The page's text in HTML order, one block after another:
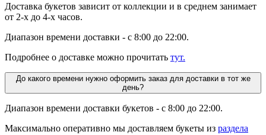
Доставка букетов зависит от коллекции и в среднем занимает
от 2-х до 4-х часов.
Диапазон времени доставки - с 8:00 до 22:00.
Подробнее о доставке можно прочитать тут.
До какого времени нужно оформить заказ для доставки в тот же
день?
Диапазон времени доставки букетов - с 8:00 до 22:00.
Максимально оперативно мы доставляем букеты из раздела